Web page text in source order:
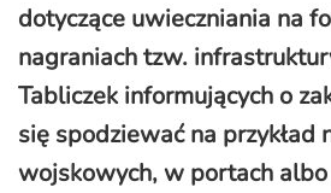
dotyczące uwieczniania na
nagraniach tzw.
Tabliczek informujących o
się spodziewać na przykład
wojskowych, w portach